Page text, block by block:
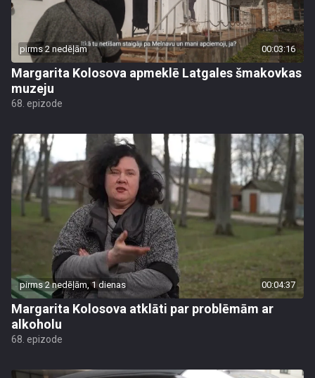
pirms 2 nedēļām 00:03:16
Margarita Kolosova apmeklē Latgales šmakovkas
muzeju
68. epizode
pirms 2 nedēļām, 1 dienas 00:04:37
Margarita Kolosova atklāti par problēmām ar
alkoholu
68. epizode